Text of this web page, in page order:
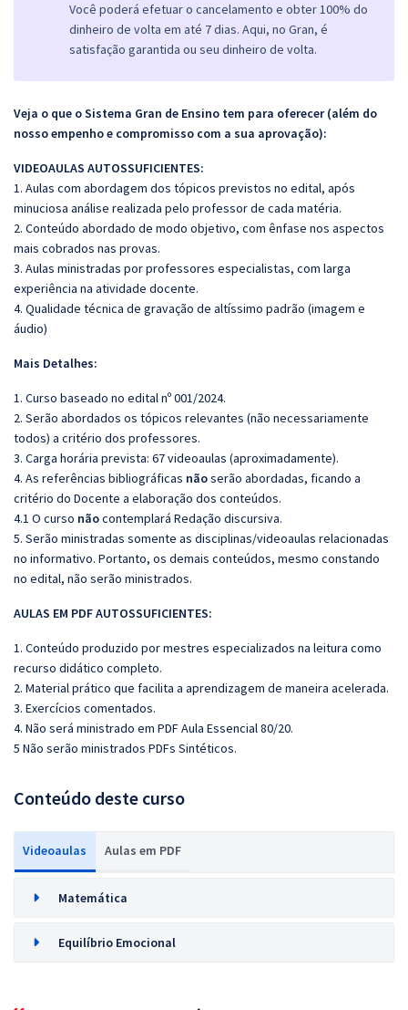
Você poderá efetuar o cancelamento e obter 100% do
dinheiro de volta em até 7 dias. Aqui, no Gran, é
satisfação garantida ou seu dinheiro de volta.
Veja o que o Sistema Gran de Ensino tem para oferecer (além do
nosso empenho e compromisso com a sua aprovação):
VIDEOAULAS AUTOSSUFICIENTES:
1. Aulas com abordagem dos tópicos previstos no edital, após
minuciosa análise realizada pelo professor de cada matéria.
2. Conteúdo abordado de modo objetivo, com ênfase nos aspectos
mais cobrados nas provas.
3. Aulas ministradas por professores especialistas, com larga
experiência na atividade docente.
4. Qualidade técnica de gravação de altíssimo padrão (imagem e
áudio)
Mais Detalhes:
1. Curso baseado no edital nº 001/2024.
2. Serão abordados os tópicos relevantes (não necessariamente
todos) a critério dos professores.
3. Carga horária prevista: 67 videoaulas (aproximadamente).
4. As referências bibliográficas nãoserão abordadas, ficando a
critério do Docente a elaboração dos conteúdos.
4.1 O curso nãocontemplará Redação discursiva.
5. Serão ministradas somente as disciplinas/videoaulas relacionadas
no informativo. Portanto, os demais conteúdos, mesmo constando
no edital, não serão ministrados.
AULAS EM PDF AUTOSSUFICIENTES:
1. Conteúdo produzido por mestres especializados na leitura como
recurso didático completo.
2. Material prático que facilita a aprendizagem de maneira acelerada.
3. Exercícios comentados.
4. Não será ministrado em PDF Aula Essencial 80/20.
5 Não serão ministrados PDFs Sintéticos.
Conteúdo deste curso
Videoaulas Aulas em PDF
Matemática
Equilíbrio Emocional